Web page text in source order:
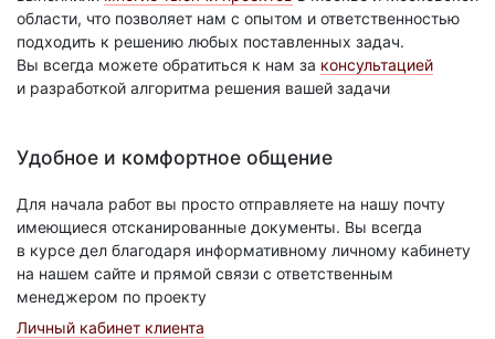
области, что позволяет нам с опытом и ответственностью
подходить к решению любых поставленных задач.
Вы всегда можете обратиться к нам за консультацией
и разработкой алгоритма решения вашей задачи
Удобное и комфортное общение
Для начала работ вы просто отправляете на нашу почту
имеющиеся отсканированные документы. Вы всегда
в курсе дел благодаря информативному личному кабинету
на нашем сайте и прямой связи с ответственным
менеджером по проекту
Личный кабинет клиента